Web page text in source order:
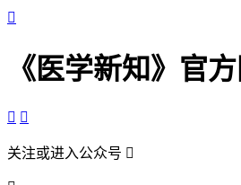

《医学新知》官
 
关注或进入公众号 